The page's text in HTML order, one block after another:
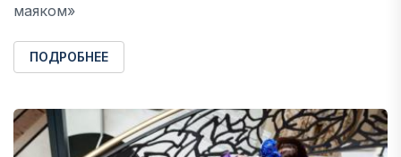
маяком»
ПОДРОБНЕЕ